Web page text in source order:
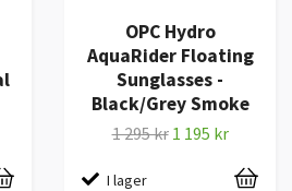
OPC Hydro
AquaRider Floating
Sunglasses -
Black/Grey Smoke
1 295 kr 1 195 kr
I lager